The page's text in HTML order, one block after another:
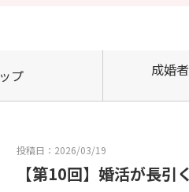
プ 成婚者
投稿日：2026/03/19
【第10回】婚活が長引